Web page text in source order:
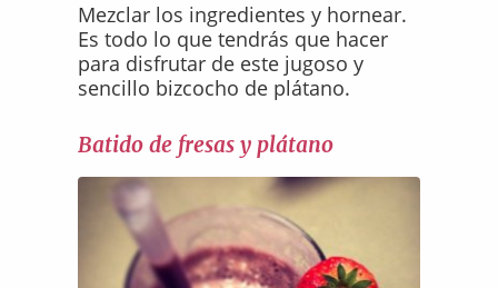
Mezclar los ingredientes y hornear.
Es todo lo que tendrás que hacer
para disfrutar de este jugoso y
sencillo bizcocho de plátano.
Batido de fresas y plátano